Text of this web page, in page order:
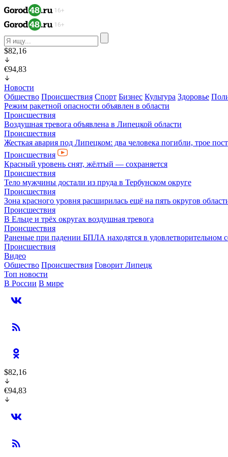
$82,16
€94,83
Новости
Общество Происшествия Спорт Бизнес Культура Здоровье
Режим ракетной опасности объявлен в области
Происшествия
Воздушная тревога объявлена в Липецкой области
Происшествия
Жесткая авария под Липецком: два человека погибли, трое
Происшествия
Красный уровень снят, жёлтый — сохраняется
Происшествия
Тело мужчины достали из пруда в Тербунском округе
Происшествия
Зона красного уровня расширилась ещё на пять округов
Происшествия
В Ельце и трёх округах воздушная тревога
Происшествия
Раненые при падении БПЛА находятся в удовлетворительном
Происшествия
Видео
Общество Происшествия Говорит Липецк
Топ новости
В России В мире
$82,16
€94,83